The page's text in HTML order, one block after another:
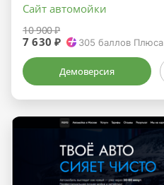
Сайт автомойки
10 900 ₽
7 630 ₽ 305 баллов Плюса
Демоверсия